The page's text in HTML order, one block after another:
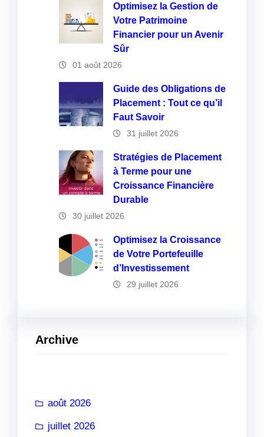
Optimisez la Gestion de
Votre Patrimoine
Financier pour un Avenir
Sûr
01 août 2026
Guide des Obligations de
Placement : Tout ce qu’il
Faut Savoir
31 juillet 2026
Stratégies de Placement
à Terme pour une
Croissance Financière
Durable
30 juillet 2026
Optimisez la Croissance
de Votre Portefeuille
d’Investissement
29 juillet 2026
Archive
août 2026
juillet 2026